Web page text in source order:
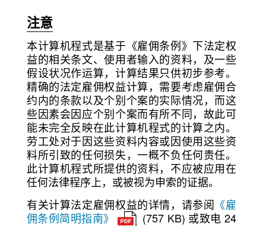
注意
本计算机程式是基于《雇佣条例》下法定权
益的相关条文、使用者输入的资料，及一些
假设状况作运算，计算结果只供初步参考。
精确的法定雇佣权益计算，需要考虑雇佣合
约内的条款以及个别个案的实际情况，而这
些因素会因应个别个案而有所不同，故此可
能未完全反映在此计算机程式的计算之内。
劳工处对于因这些资料内容或因使用这些资
料所引致的任何损失，一概不负任何责任。
此计算机程式所提供的资料，不应被应用在
任何法律程序上，或被视为申索的证据。
有关计算法定雇佣权益的详情，请参阅 《雇
佣条例简明指南》
(757 KB) 或致电 24